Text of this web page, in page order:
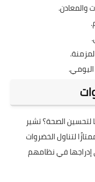
والمعادن.
اليومي.
لتحسين الصحة؟ تشير
لتناول الخضروات
إدراجها في نظامهم